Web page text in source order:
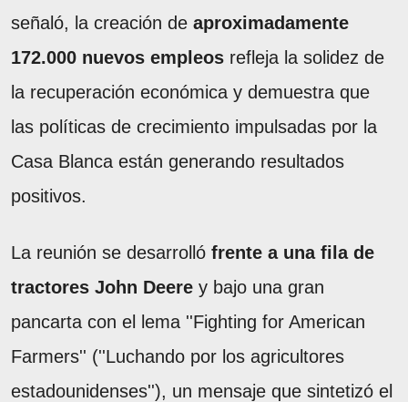
señaló, la creación de aproximadamente
172.000 nuevos empleos refleja la solidez de
la recuperación económica y demuestra que
las políticas de crecimiento impulsadas por la
Casa Blanca están generando resultados
positivos.
La reunión se desarrolló frente a una fila de
tractores John Deere y bajo una gran
pancarta con el lema ''Fighting for American
Farmers'' (''Luchando por los agricultores
estadounidenses''), un mensaje que sintetizó el